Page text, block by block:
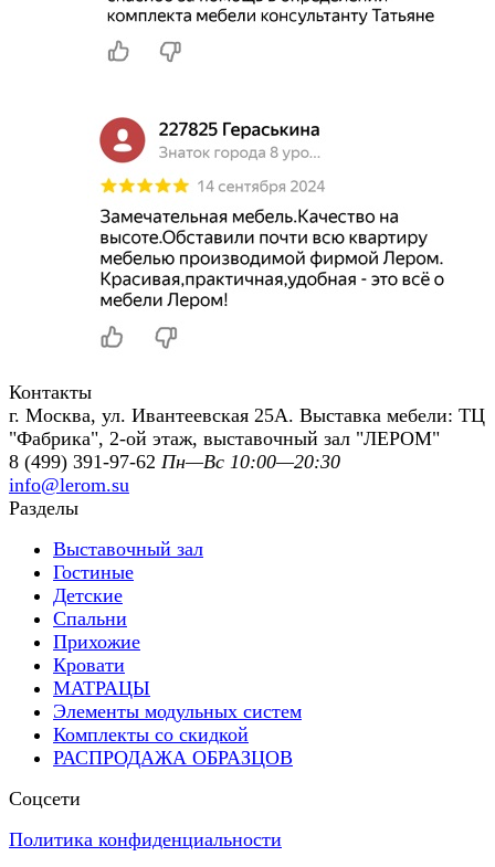
Контакты
г. Москва, ул. Ивантеевская 25А. Выставка мебели: ТЦ
"Фабрика", 2-ой этаж, выставочный зал "ЛЕРОМ"
8 (499) 391-97-62 Пн—Вс 10:00—20:30
info@lerom.su
Разделы
Выставочный зал
Гостиные
Детские
Спальни
Прихожие
Кровати
МАТРАЦЫ
Элементы модульных систем
Комплекты со скидкой
РАСПРОДАЖА ОБРАЗЦОВ
Соцсети
Политика конфиденциальности